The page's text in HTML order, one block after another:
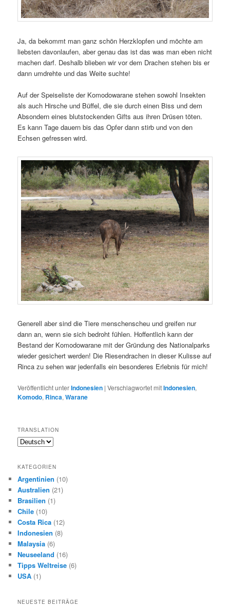
Ja, da bekommt man ganz schön Herzklopfen und möchte am
liebsten davonlaufen, aber genau das ist das was man eben nicht
machen darf. Deshalb blieben wir vor dem Drachen stehen bis er
dann umdrehte und das Weite suchte!
Auf der Speiseliste der Komodowarane stehen sowohl Insekten
als auch Hirsche und Büffel, die sie durch einen Biss und dem
Absondern eines blutstockenden Gifts aus ihren Drüsen töten.
Es kann Tage dauern bis das Opfer dann stirb und von den
Echsen gefressen wird.
Generell aber sind die Tiere menschenscheu und greifen nur
dann an, wenn sie sich bedroht fühlen. Hoffentlich kann der
Bestand der Komodowarane mit der Gründung des Nationalparks
wieder gesichert werden! Die Riesendrachen in dieser Kulisse auf
Rinca zu sehen war jedenfalls ein besonderes Erlebnis für mich!
Veröffentlicht unterIndonesien |Verschlagwortet mitIndonesien,
Komodo, Rinca,Warane
TRANSLATION
KATEGORIEN
Argentinien (10)
Australien (21)
Brasilien (1)
Chile (10)
Costa Rica (12)
Indonesien (8)
Malaysia (6)
Neuseeland (16)
Tipps Weltreise (6)
USA (1)
NEUESTE BEITRÄGE